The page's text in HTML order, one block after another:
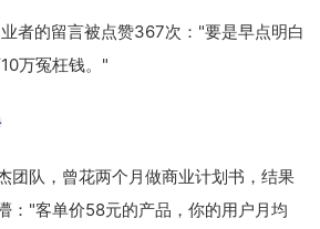
者的留言被点赞367次："要是早点明白
万冤枉钱。"
团队，曾花两个月做商业计划书，结果
："客单价58元的产品，你的用户月均